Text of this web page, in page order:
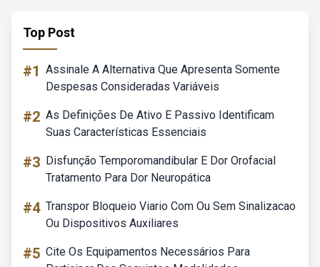
Top Post
#1 Assinale A Alternativa Que Apresenta Somente
Despesas Consideradas Variáveis
#2 As Definições De Ativo E Passivo Identificam
Suas Características Essenciais
#3 Disfunção Temporomandibular E Dor Orofacial
Tratamento Para Dor Neuropática
#4 Transpor Bloqueio Viario Com Ou Sem Sinalizacao
Ou Dispositivos Auxiliares
#5 Cite Os Equipamentos Necessários Para